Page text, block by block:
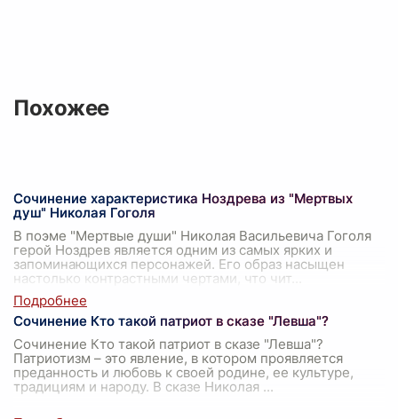
Похожее
Сочинение характеристика Ноздрева из "Мертвых
душ" Николая Гоголя
В поэме "Мертвые души" Николая Васильевича Гоголя
герой Ноздрев является одним из самых ярких и
запоминающихся персонажей. Его образ насыщен
настолько контрастными чертами, что чит
Сочинение Кто такой патриот в сказе "Левша"?
Сочинение Кто такой патриот в сказе "Левша"?
Патриотизм – это явление, в котором проявляется
преданность и любовь к своей родине, ее культуре,
традициям и народу. В сказе Николая ...